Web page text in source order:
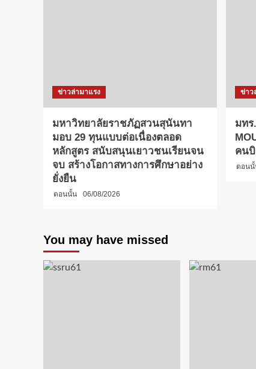
ข่าวล่ามาแรง
มหาวิทยาลัยราชภัฏสวนสุนันทา
มอบ 29 ทุนแบบต่อเนื่องตลอด
หลักสูตร สนับสนุนเยาวชนเรียนจน
จบ สร้างโอกาสทางการศึกษาอย่าง
ยั่งยืน
ตอนนั้น 06/08/2026
ข่าว
มทร
คน
ตอน
You may have missed